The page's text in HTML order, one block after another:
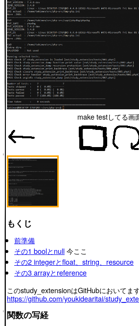
make testしてる画
もくじ
前準備
その1 boolとnull今ここ
その2 integerとfloat、string、resource
その3 arrayとreference
このstudy_extensionはGitHubにおいてま
https://github.com/youkidearitai/
関数の写経